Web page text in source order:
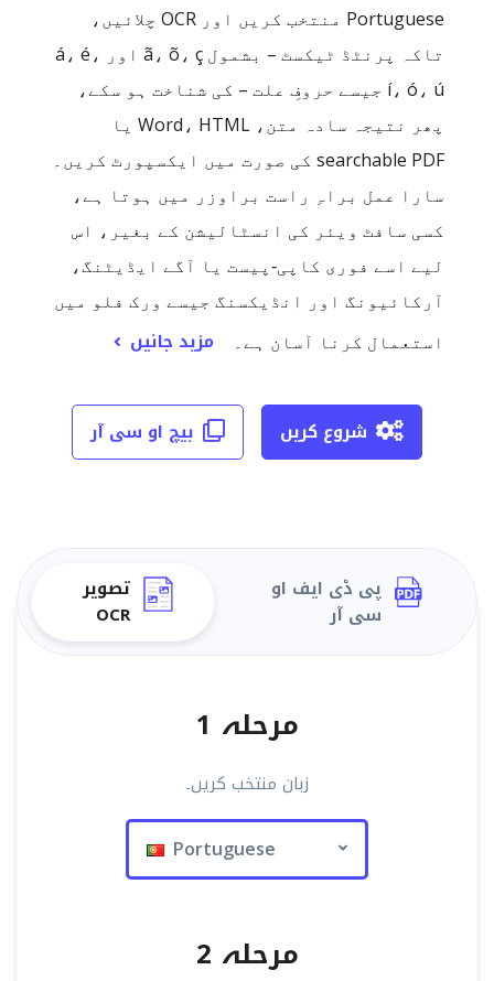
Portuguese منتخب کریں اور OCR چلائیں،
تاکہ پرنٹڈ ٹیکسٹ – بشمول ã، õ، ç اور á، é،
í، ó، ú جیسے حروفِ علت – کی شناخت ہو سکے،
پھر نتیجہ سادہ متن، Word، HTML یا
searchable PDF کی صورت میں ایکسپورٹ کریں۔
سارا عمل براہِ راست براوزر میں ہوتا ہے،
کسی سافٹ ویئر کی انسٹالیشن کے بغیر، اس
لیے اسے فوری کاپی‑پیست یا آگے ایڈیٹنگ،
آرکائیونگ اور انڈیکسنگ جیسے ورک فلو میں
استعمال کرنا آسان ہے۔
مزید جانیں
بیچ او سی آر شروع کریں
تصویر
OCR
پی ڈی ایف او
سی آر
مرحلہ 1
زبان منتخب کریں۔
Portuguese
مرحلہ 2